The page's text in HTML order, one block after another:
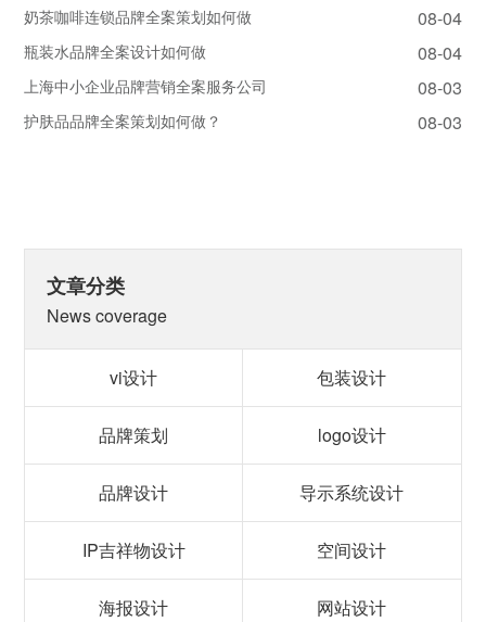
奶茶咖啡连锁品牌全案策划如何做 08-04
瓶装水品牌全案设计如何做 08-04
上海中小企业品牌营销全案服务公司 08-03
护肤品品牌全案策划如何做？ 08-03
文章分类
News coverage
vi设计 包装设计
品牌策划 logo设计
品牌设计 导示系统设计
IP吉祥物设计 空间设计
海报设计 网站设计